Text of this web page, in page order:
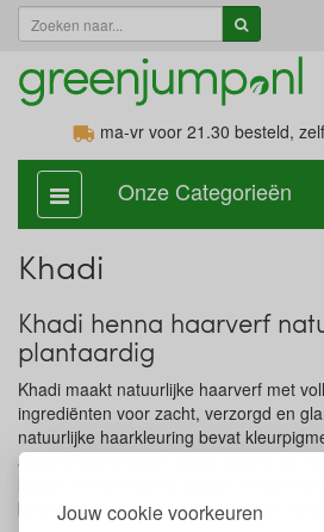
Jouw cookie voorkeuren
ma-vr voor 21.30 besteld,
categorie
aan,
Onze Categorieën
Khadi
Khadi henna haarverf
plantaardig
Khadi maakt natuurlijke haarverf met
ingrediënten voor zacht, verzorgd en
natuurlijke haarkleuring bevat
andere henna en/of indigo kleuren en
kleuren en is vrij van chemische en